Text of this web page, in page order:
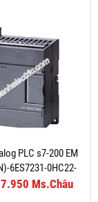
PLC s7-200 EM
6ES7231-0HC22-
0XA8Ms.Châu